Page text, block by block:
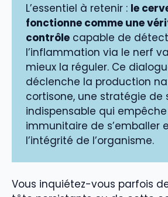
L’essentiel à retenir : le
fonctionne comme une
contrôle capable de
l’inflammation via le nerf
mieux la réguler. Ce
déclenche la production
cortisone, une stratégie de
indispensable qui
immunitaire de s’emballer
l’intégrité de l’organisme.
Vous inquiétez-vous parfois